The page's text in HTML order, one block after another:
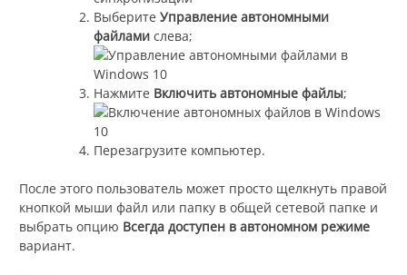
Выберите Управление автономными
файлами слева;
Нажмите Включить автономные файлы;
Перезагрузите компьютер.
После этого пользователь может просто щелкнуть правой
кнопкой мыши файл или папку в общей сетевой папке и
выбрать опцию Всегда доступен в автономном режиме
вариант.